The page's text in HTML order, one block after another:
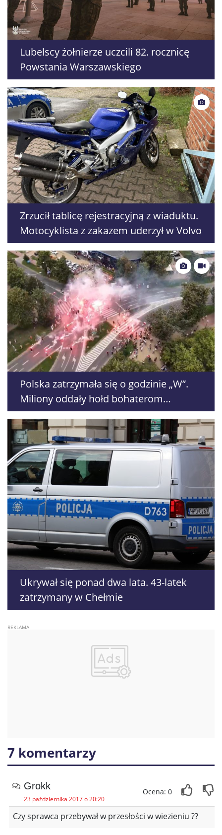
Lubelscy żołnierze uczcili 82. rocznicę
Powstania Warszawskiego
Zrzucił tablicę rejestracyjną z wiaduktu.
Motocyklista z zakazem uderzył w Volvo
Polska zatrzymała się o godzinie „W”.
Miliony oddały hołd bohaterom
Powstania Warszawskiego
Ukrywał się ponad dwa lata. 43-latek
zatrzymany w Chełmie
7 komentarzy
Grokk
23 października 2017 o 20:20
Ocena: 0
Czy sprawca przebywał w przesłości w wiezieniu ??